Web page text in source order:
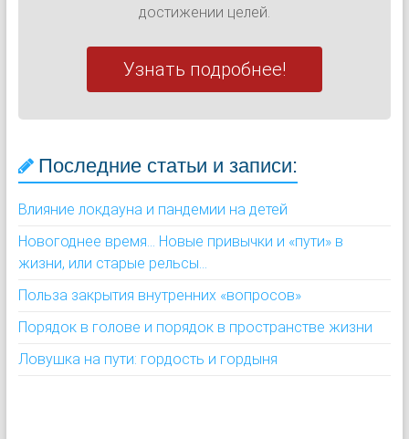
достижении целей.
Узнать подробнее!
Последние статьи и записи:
Влияние локдауна и пандемии на детей
Новогоднее время... Новые привычки и «пути» в
жизни, или старые рельсы...
Польза закрытия внутренних «вопросов»
Порядок в голове и порядок в пространстве жизни
Ловушка на пути: гордость и гордыня